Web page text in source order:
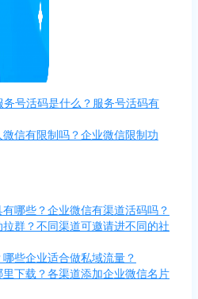
务号活码是什么？服务号活码有
信有限制吗？企业微信限制功
哪些？企业微信有渠道活码吗？
群？不同渠道可邀请进不同的社
些企业适合做私域流量？
下载？各渠道添加企业微信名片